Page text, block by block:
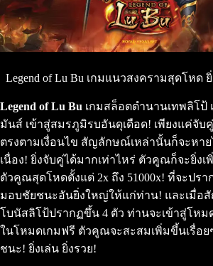
Legend of Lu Bu เกมแนวสงครามสุดโหด
Legend of Lu Bu เกมสล็อตตำนานเทพลิโป้
มันส์ เข้าสู่สมรภูมิรบอันดุเดือด! เพียงแค่จั
ตรงตามเงื่อนไข สัญลักษณ์เหล่านั้นก็จะหาย
เนื่อง! ยิ่งจับคู่ได้มากเท่าไหร่ ตัวคูณก็จะยิ่ง
ตัวคูณสุดโหดตั้งแต่ 2x ถึง 51000x! ที่จะปร
มอบชัยชนะอันยิ่งใหญ่ให้แก่ท่าน! และเมื่อ
โบนัสลิโป้ปรากฏขึ้น 4 ตัว ท่านจะเข้าสู่โหม
ในโหมดเกมฟรี ตัวคูณจะสะสมเพิ่มขึ้นเรื่อย
ชนะ! ยิ่งเล่น ยิ่งรวย!